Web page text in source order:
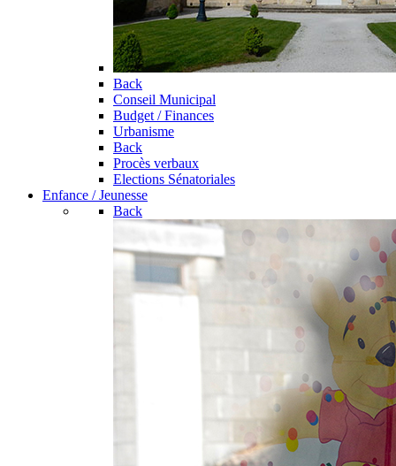
Back
Conseil Municipal
Budget / Finances
Urbanisme
Back
Procès verbaux
Elections Sénatoriales
Enfance / Jeunesse
Back